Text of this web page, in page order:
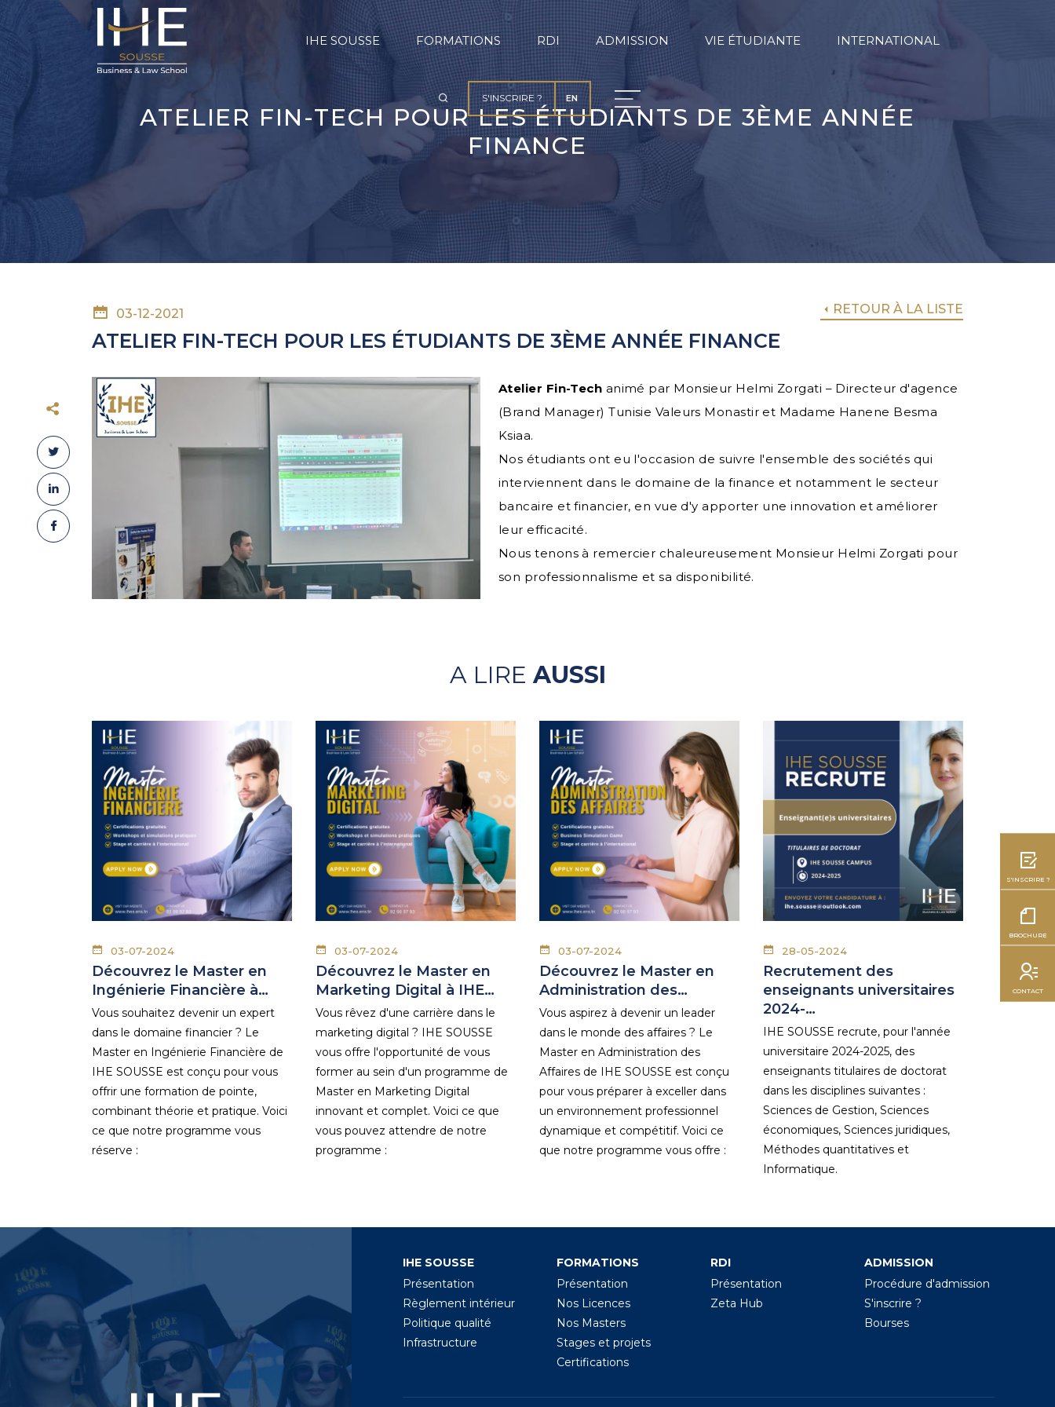
IHE SOUSSE FORMATIONS RDI ADMISSION VIE ÉTUDIANTE INTERNATIONAL
S'INSCRIRE ? EN
ATELIER FIN-TECH POUR LES ÉTUDIANTS DE 3ÈME ANNÉE
FINANCE
S'INSCRIRE ?
BROCHURE
CONTACT
03-12-2021 RETOUR À LA LISTE
ATELIER FIN-TECH POUR LES ÉTUDIANTS DE 3ÈME ANNÉE FINANCE
Atelier Fin-Tech animé par Monsieur Helmi Zorgati – Directeur d'agence
(Brand Manager) Tunisie Valeurs Monastir et Madame Hanene Besma
Ksiaa.
Nos étudiants ont eu l'occasion de suivre l'ensemble des sociétés qui
interviennent dans le domaine de la finance et notamment le secteur
bancaire et financier, en vue d'y apporter une innovation et améliorer
leur efficacité.
Nous tenons à remercier chaleureusement Monsieur Helmi Zorgati pour
son professionnalisme et sa disponibilité.
A LIRE AUSSI
03-07-2024
Découvrez le Master en
Ingénierie Financière à…
Vous souhaitez devenir un expert
dans le domaine financier ? Le
Master en Ingénierie Financière de
IHE SOUSSE est conçu pour vous
offrir une formation de pointe,
combinant théorie et pratique. Voici
ce que notre programme vous
réserve :
03-07-2024
Découvrez le Master en
Marketing Digital à IHE…
Vous rêvez d'une carrière dans le
marketing digital ? IHE SOUSSE
vous offre l'opportunité de vous
former au sein d'un programme de
Master en Marketing Digital
innovant et complet. Voici ce que
vous pouvez attendre de notre
programme :
03-07-2024
Découvrez le Master en
Administration des…
Vous aspirez à devenir un leader
dans le monde des affaires ? Le
Master en Administration des
Affaires de IHE SOUSSE est conçu
pour vous préparer à exceller dans
un environnement professionnel
dynamique et compétitif. Voici ce
que notre programme vous offre :
28-05-2024
Recrutement des
enseignants universitaires
2024-…
IHE SOUSSE recrute, pour l'année
universitaire 2024-2025, des
enseignants titulaires de doctorat
dans les disciplines suivantes :
Sciences de Gestion, Sciences
économiques, Sciences juridiques,
Méthodes quantitatives et
Informatique.
IHE SOUSSE
Présentation
Règlement intérieur
Politique qualité
Infrastructure
FORMATIONS
Présentation
Nos Licences
Nos Masters
Stages et projets
Certifications
RDI
Présentation
Zeta Hub
ADMISSION
Procédure d'admission
S'inscrire ?
Bourses